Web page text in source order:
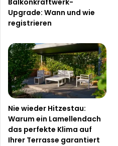
Balkonkraftwerk-
Upgrade: Wann und wie
registrieren
Nie wieder Hitzestau:
Warum ein Lamellendach
das perfekte Klima auf
Ihrer Terrasse garantiert